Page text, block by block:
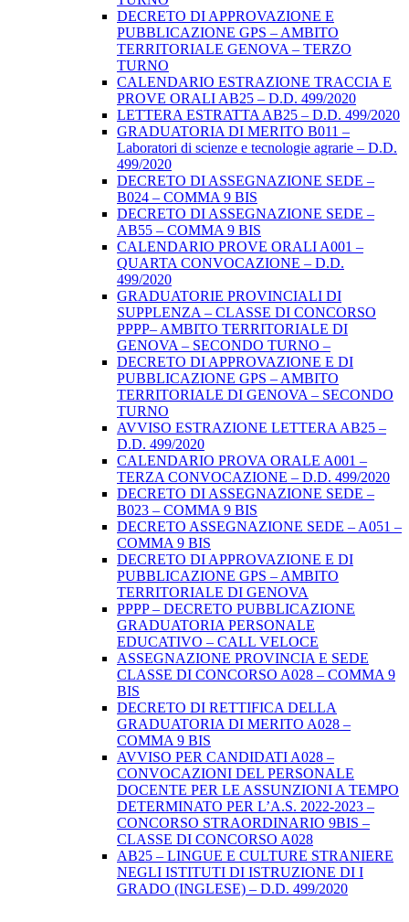
DECRETO DI APPROVAZIONE E
PUBBLICAZIONE GPS – AMBITO
TERRITORIALE GENOVA – TERZO
TURNO
CALENDARIO ESTRAZIONE TRACCIA E
PROVE ORALI AB25 – D.D. 499/2020
LETTERA ESTRATTA AB25 – D.D. 499/2020
GRADUATORIA DI MERITO B011 –
Laboratori di scienze e tecnologie agrarie – D.D.
499/2020
DECRETO DI ASSEGNAZIONE SEDE –
B024 – COMMA 9 BIS
DECRETO DI ASSEGNAZIONE SEDE –
AB55 – COMMA 9 BIS
CALENDARIO PROVE ORALI A001 –
QUARTA CONVOCAZIONE – D.D.
499/2020
GRADUATORIE PROVINCIALI DI
SUPPLENZA – CLASSE DI CONCORSO
PPPP– AMBITO TERRITORIALE DI
GENOVA – SECONDO TURNO –
DECRETO DI APPROVAZIONE E DI
PUBBLICAZIONE GPS – AMBITO
TERRITORIALE DI GENOVA – SECONDO
TURNO
AVVISO ESTRAZIONE LETTERA AB25 –
D.D. 499/2020
CALENDARIO PROVA ORALE A001 –
TERZA CONVOCAZIONE – D.D. 499/2020
DECRETO DI ASSEGNAZIONE SEDE –
B023 – COMMA 9 BIS
DECRETO ASSEGNAZIONE SEDE – A051 –
COMMA 9 BIS
DECRETO DI APPROVAZIONE E DI
PUBBLICAZIONE GPS – AMBITO
TERRITORIALE DI GENOVA
PPPP – DECRETO PUBBLICAZIONE
GRADUATORIA PERSONALE
EDUCATIVO – CALL VELOCE
ASSEGNAZIONE PROVINCIA E SEDE
CLASSE DI CONCORSO A028 – COMMA 9
BIS
DECRETO DI RETTIFICA DELLA
GRADUATORIA DI MERITO A028 –
COMMA 9 BIS
AVVISO PER CANDIDATI A028 –
CONVOCAZIONI DEL PERSONALE
DOCENTE PER LE ASSUNZIONI A TEMPO
DETERMINATO PER L’A.S. 2022-2023 –
CONCORSO STRAORDINARIO 9BIS –
CLASSE DI CONCORSO A028
AB25 – LINGUE E CULTURE STRANIERE
NEGLI ISTITUTI DI ISTRUZIONE DI I
GRADO (INGLESE) – D.D. 499/2020